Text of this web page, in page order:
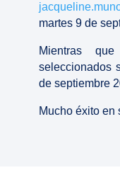
martes 9 de
Mientras
seleccionados
de septiembre
Mucho éxito en